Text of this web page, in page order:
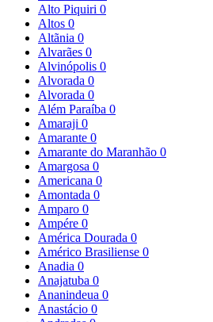
Alto Piquiri 0
Altos 0
Altãnia 0
Alvarães 0
Alvinópolis 0
Alvorada 0
Alvorada 0
Além Paraíba 0
Amaraji 0
Amarante 0
Amarante do Maranhão 0
Amargosa 0
Americana 0
Amontada 0
Amparo 0
Ampére 0
América Dourada 0
Américo Brasiliense 0
Anadia 0
Anajatuba 0
Ananindeua 0
Anastácio 0